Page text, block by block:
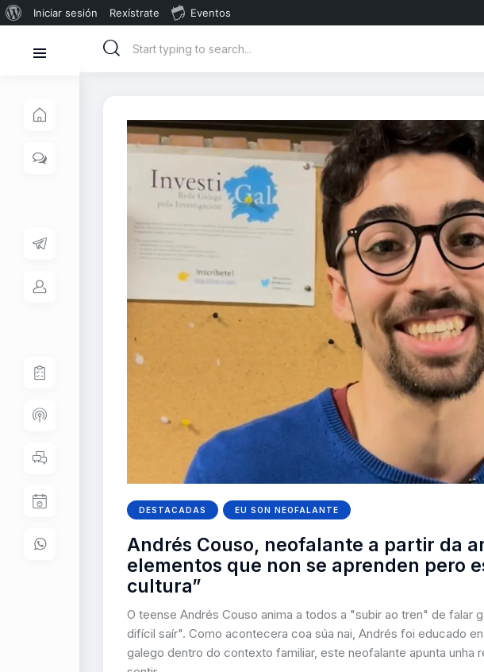
Iniciar sesión Rexístrate Eventos
DESTACADAS EU SON NEOFALANTE
Andrés Couso, neofalante a partir da
elementos que non se aprenden pero
cultura”
O teense Andrés Couso anima a todos a "subir ao tren" de falar
difícil saír". Como acontecera coa súa nai, Andrés foi educado
galego dentro do contexto familiar, este neofalante apunta unha